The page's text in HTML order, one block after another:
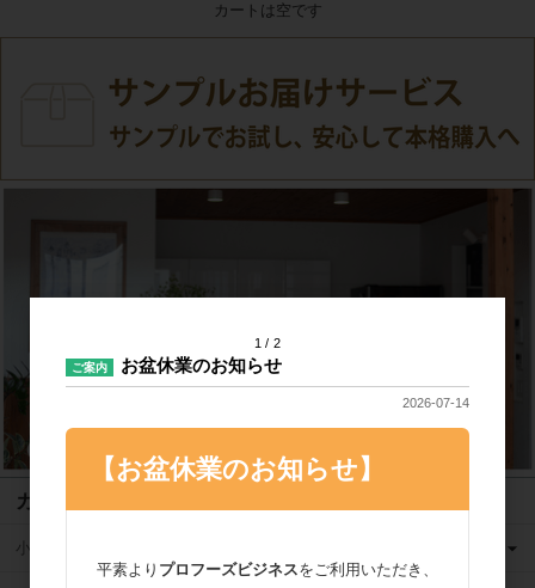
カートは空です
カテゴリ
小麦粉
1 2
ご案内 お盆休業のお知らせ
2026-07-14
【お盆休業のお知らせ】
平素より プロフーズビジネスをご利用いただき、